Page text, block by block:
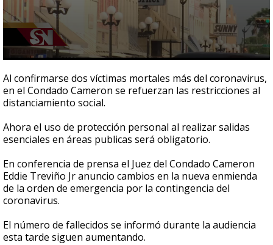
seconds
of
2
minutes,
seconds
Al confirmarse dos víctimas mortales más del coronavirus,
en el Condado Cameron se refuerzan las restricciones al
distanciamiento social.
Ahora el uso de protección personal al realizar salidas
esenciales en áreas publicas será obligatorio.
En conferencia de prensa el Juez del Condado Cameron
Eddie Treviño Jr anuncio cambios en la nueva enmienda
de la orden de emergencia por la contingencia del
coronavirus.
El número de fallecidos se informó durante la audiencia
esta tarde siguen aumentando.